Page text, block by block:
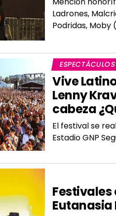
Ladrones,
Podridas, Moby
ESPECTÁCULOS
Vive
Lenny
cabeza
El festival se
Estadio GNP
Festivales
Eutanasia